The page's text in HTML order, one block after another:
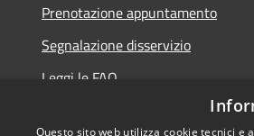
Prenotazione appuntamento
Segnalazione disservizio
Leggi le FAQ
Questo sito web utilizza cookie tecnici